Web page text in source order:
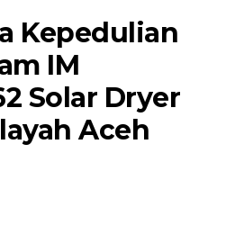
Kepedulian
IM
Solar Dryer
Aceh